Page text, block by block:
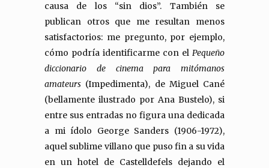
causa de los “sin dios”. También se
publican otros que me resultan menos
satisfactorios: me pregunto, por ejemplo,
cómo podría identificarme con el Pequeño
diccionario de cinema para mitómanos
amateurs (Impedimenta), de Miguel Cané
(bellamente ilustrado por Ana Bustelo), si
entre sus entradas no figura una dedicada
a mi ídolo George Sanders (1906-1972),
aquel sublime villano que puso fin a su vida
en un hotel de Castelldefels dejando el